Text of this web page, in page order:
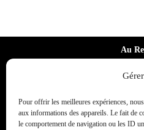
Pour offrir les meilleures expériences,
aux informations des appareils. Le fait de
le comportement de navigation ou les ID
Au
r